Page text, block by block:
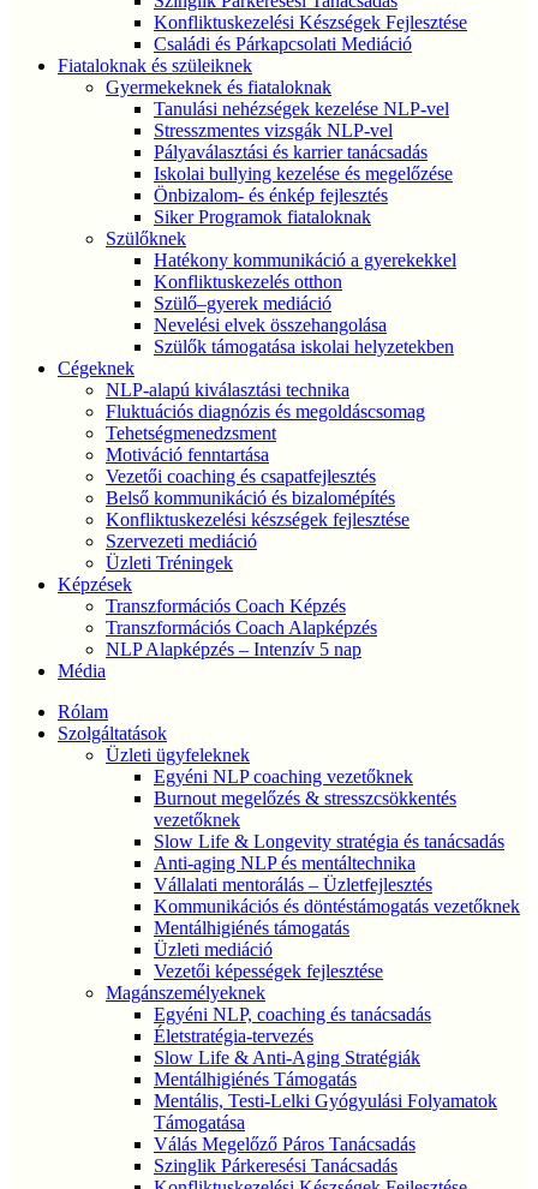
Konfliktuskezelési Készségek Fejlesztése
Családi és Párkapcsolati Mediáció
Fiataloknak és szüleiknek
Gyermekeknek és fiataloknak
Tanulási nehézségek kezelése NLP-vel
Stresszmentes vizsgák NLP-vel
Pályaválasztási és karrier tanácsadás
Iskolai bullying kezelése és megelőzése
Önbizalom- és énkép fejlesztés
Siker Programok fiataloknak
Szülőknek
Hatékony kommunikáció a gyerekekkel
Konfliktuskezelés otthon
Szülő–gyerek mediáció
Nevelési elvek összehangolása
Szülők támogatása iskolai helyzetekben
Cégeknek
NLP-alapú kiválasztási technika
Fluktuációs diagnózis és megoldáscsomag
Tehetségmenedzsment
Motiváció fenntartása
Vezetői coaching és csapatfejlesztés
Belső kommunikáció és bizalomépítés
Konfliktuskezelési készségek fejlesztése
Szervezeti mediáció
Üzleti Tréningek
Képzések
Transzformációs Coach Képzés
Transzformációs Coach Alapképzés
NLP Alapképzés – Intenzív 5 nap
Média
Rólam
Szolgáltatások
Üzleti ügyfeleknek
Egyéni NLP coaching vezetőknek
Burnout megelőzés & stresszcsökkentés
vezetőknek
Slow Life & Longevity stratégia és tanácsadás
Anti-aging NLP és mentáltechnika
Vállalati mentorálás – Üzletfejlesztés
Kommunikációs és döntéstámogatás vezetőknek
Mentálhigiénés támogatás
Üzleti mediáció
Vezetői képességek fejlesztése
Magánszemélyeknek
Egyéni NLP, coaching és tanácsadás
Életstratégia-tervezés
Slow Life & Anti-Aging Stratégiák
Mentálhigiénés Támogatás
Mentális, Testi-Lelki Gyógyulási Folyamatok
Támogatása
Válás Megelőző Páros Tanácsadás
Szinglik Párkeresési Tanácsadás